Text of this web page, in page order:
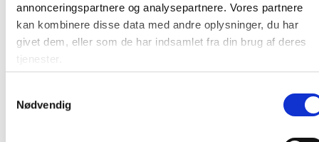
annonceringspartnere og analysepartnere. Vores partnere
kan kombinere disse data med andre oplysninger, du har
givet dem, eller som de har indsamlet fra din brug af deres
tjenester.
Nødvendig
Tykkelse: 3 mm
Bølge: Enkelt bølge
Farve: Brun
Antal: 1 stk
Varenummer: 1591844